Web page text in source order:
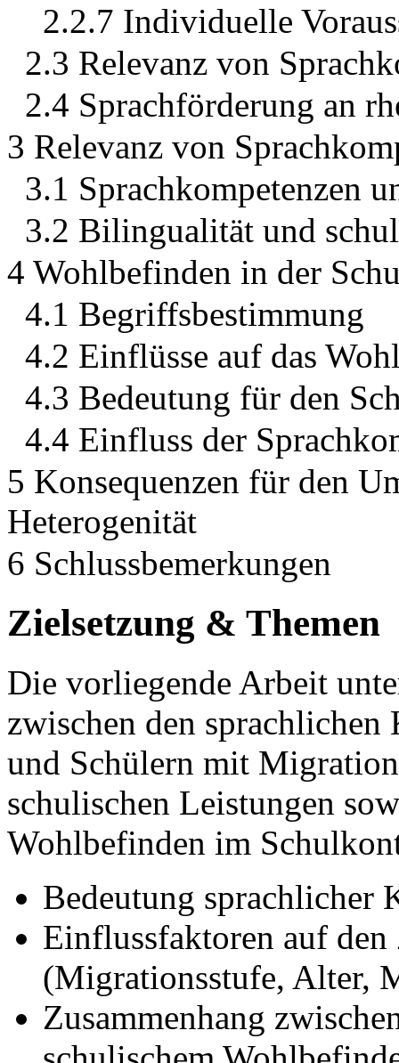
2.2.7 Individuelle
2.3 Relevanz von
2.4 Sprachförderung an
3 Relevanz von
3.1 Sprachkompetenzen
3.2 Bilingualität und
4 Wohlbefinden in der
4.1 Begriffsbestimmung
4.2 Einflüsse auf das
4.3 Bedeutung für den
4.4 Einfluss der
5 Konsequenzen für den
Heterogenität
6 Schlussbemerkungen
Zielsetzung & Themen
Die vorliegende Arbeit
zwischen den
und Schülern mit
schulischen Leistungen
Wohlbefinden im
Bedeutung sprachlicher
Einflussfaktoren auf
(Migrationsstufe, Alter,
Zusammenhang